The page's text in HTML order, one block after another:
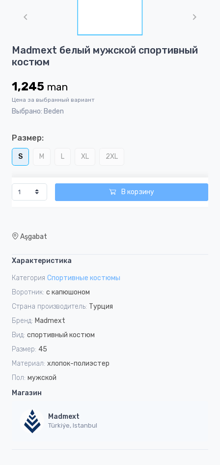
1
of
Madmext белый мужской спортивный
костюм
1,245 man
Цена за выбранный вариант
Выбрано: Beden
Размер:
S M L XL 2XL
В корзину
Aşgabat
Характеристика
Категория Спортивные костюмы
Воротник: с капюшоном
Страна производитель: Турция
Бренд: Madmext
Вид: спортивный костюм
Размер: 45
Материал: хлопок-полиэстер
Пол: мужской
Магазин
Madmext
Türkiýe, Istanbul